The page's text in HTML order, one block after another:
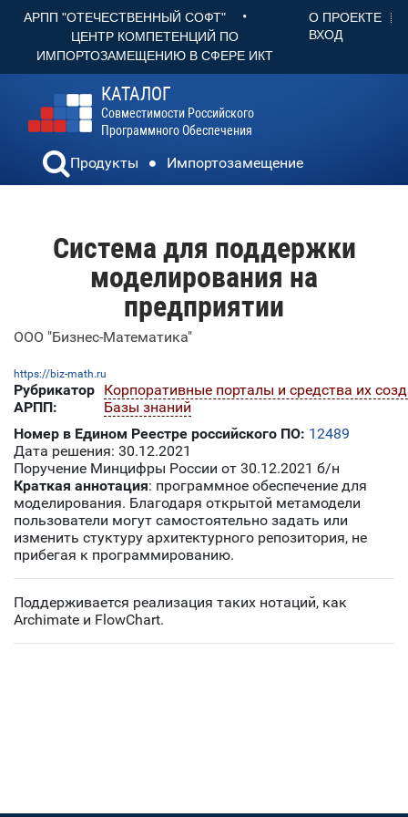
АРПП "ОТЕЧЕСТВЕННЫЙ СОФТ" •
ЦЕНТР КОМПЕТЕНЦИЙ ПО
ИМПОРТОЗАМЕЩЕНИЮ В СФЕРЕ ИКТ
О ПРОЕКТЕ
ВХОД
КАТАЛОГ
Совместимости Российского
Программного Обеспечения
Продукты Импортозамещение
Система для поддержки
моделирования на
предприятии
ООО "Бизнес-Математика"
https://biz-math.ru
Рубрикатор
АРПП:
Корпоративные порталы и средства их
Базы знаний
Номер в Едином Реестре российского ПО: 12489
Дата решения: 30.12.2021
Поручение Минцифры России от 30.12.2021 б/н
Краткая аннотация: программное обеспечение для
моделирования. Благодаря открытой метамодели
пользователи могут самостоятельно задать или
изменить стуктуру архитектурного репозитория, не
прибегая к программированию.
Поддерживается реализация таких нотаций, как
Archimate и FlowChart.